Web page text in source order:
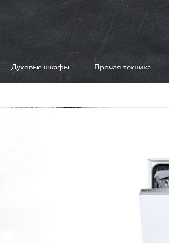
Духовые шкафы Прочая техника